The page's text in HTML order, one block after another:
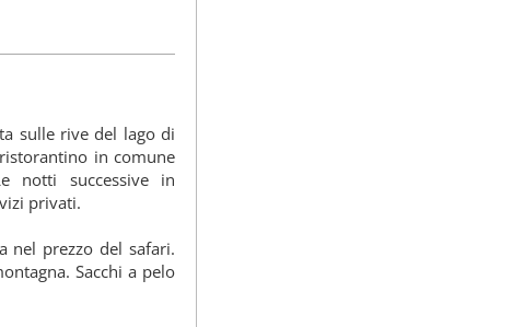
sulle rive del lago di
in comune
notti successive in
privati.
nel prezzo del safari.
Sacchi a pelo